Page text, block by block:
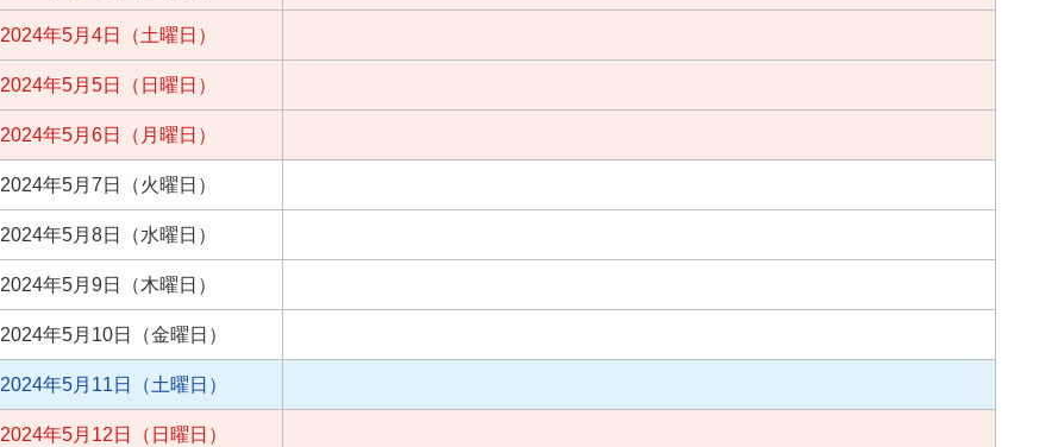
2024年5月4日（土曜日）
2024年5月5日（日曜日）
2024年5月6日（月曜日）
2024年5月7日（火曜日）
2024年5月8日（水曜日）
2024年5月9日（木曜日）
2024年5月10日（金曜日）
2024年5月11日（土曜日）
2024年5月12日（日曜日）